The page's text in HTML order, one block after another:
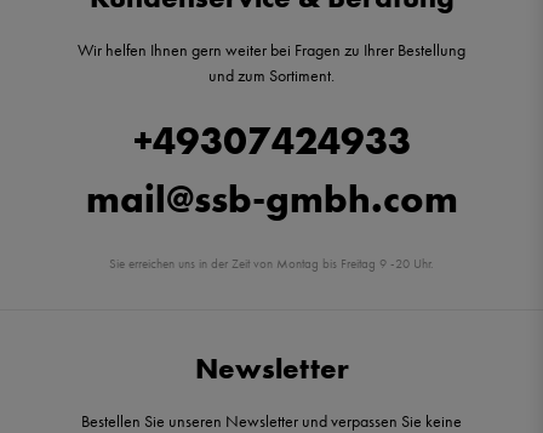
Wir helfen Ihnen gern weiter bei Fragen zu Ihrer Bestellung
und zum Sortiment.
+49307424933
mail@ssb-gmbh.com
Sie erreichen uns in der Zeit von Montag bis Freitag 9 -20 Uhr.
Newsletter
Bestellen Sie unseren Newsletter und verpassen Sie keine